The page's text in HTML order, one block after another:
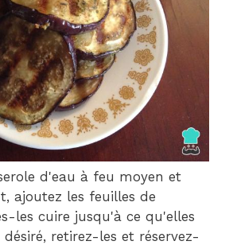
d'eau à feu moyen et
ajoutez les feuilles de
les cuire jusqu'à ce qu'elles
retirez-les et réservez-